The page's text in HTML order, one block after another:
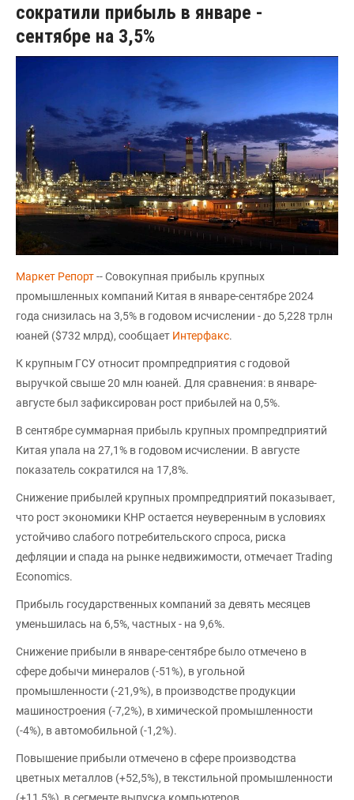
сократили прибыль в январе -
сентябре на 3,5%
Маркет Репорт-- Совокупная прибыль крупных
промышленных компаний Китая в январе-сентябре 2024
года снизилась на 3,5% в годовом исчислении - до 5,228 трлн
юаней ($732 млрд), сообщает Интерфакс.
К крупным ГСУ относит промпредприятия с годовой
выручкой свыше 20 млн юаней. Для сравнения: в январе-
августе был зафиксирован рост прибылей на 0,5%.
В сентябре суммарная прибыль крупных промпредприятий
Китая упала на 27,1% в годовом исчислении. В августе
показатель сократился на 17,8%.
Снижение прибылей крупных промпредприятий показывает,
что рост экономики КНР остается неуверенным в условиях
устойчиво слабого потребительского спроса, риска
дефляции и спада на рынке недвижимости, отмечает Trading
Economics.
Прибыль государственных компаний за девять месяцев
уменьшилась на 6,5%, частных - на 9,6%.
Снижение прибыли в январе-сентябре было отмечено в
сфере добычи минералов (-51%), в угольной
промышленности (-21,9%), в производстве продукции
машиностроения (-7,2%), в химической промышленности
(-4%), в автомобильной (-1,2%).
Повышение прибыли отмечено в сфере производства
цветных металлов (+52,5%), в текстильной промышленности
(+11,5%), в сегменте выпуска компьютеров,